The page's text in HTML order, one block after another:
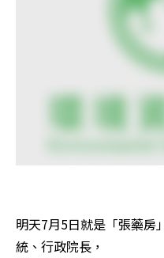
明天7月5日就是「張藥房
統、行政院長，